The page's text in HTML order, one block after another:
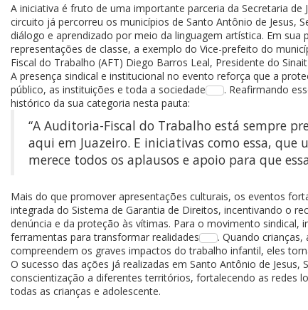
A iniciativa é fruto de uma importante parceria da Secretaria
circuito já percorreu os municípios de Santo Antônio de Jesus,
diálogo e aprendizado por meio da linguagem artística. Em sua
representações de classe, a exemplo do Vice-prefeito do
Fiscal do Trabalho (AFT) Diego Barros Leal, Presidente do
A presença sindical e institucional no evento reforça que a
público, as instituições e toda a sociedade
. Reafirmando
histórico da sua categoria nesta pauta:
“A Auditoria-Fiscal do Trabalho está sempre
aqui em Juazeiro. E iniciativas como essa, que
merece todos os aplausos e apoio para que
Mais do que promover apresentações culturais, os eventos
integrada do Sistema de Garantia de Direitos, incentivando o
denúncia e da proteção às vítimas. Para o movimento sindical,
ferramentas para transformar realidades
. Quando
compreendem os graves impactos do trabalho infantil, eles
O sucesso das ações já realizadas em Santo Antônio de
conscientização a diferentes territórios, fortalecendo as redes
todas as crianças e adolescente.